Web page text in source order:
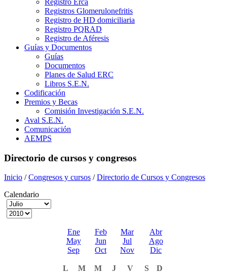
Registro Erca
Registros Glomerulonefritis
Registro de HD domiciliaria
Registro PQRAD
Registro de Aféresis
Guías y Documentos
Guías
Documentos
Planes de Salud ERC
Libros S.E.N.
Codificación
Premios y Becas
Comisión Investigación S.E.N.
Aval S.E.N.
Comunicación
AEMPS
Directorio de cursos y congresos
Inicio /Congresos y cursos /Directorio de Cursos y Congresos
Calendario
Ene Feb Mar
Abr
May
Jun Jul
Ago
Sep
Oct Nov Dic
L M M J V S
D